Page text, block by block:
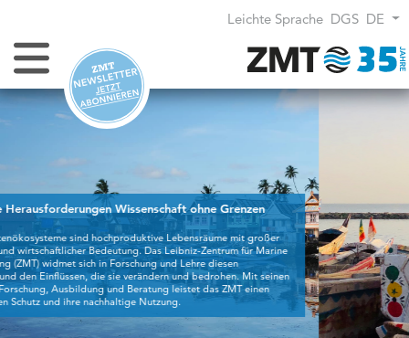
Leichte Sprache DGS DE
Navigation umschalten